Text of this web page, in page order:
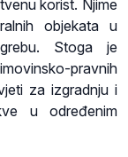
korist. Njime
objekata u
Stoga je
pravnih
za izgradnju i
u određenim